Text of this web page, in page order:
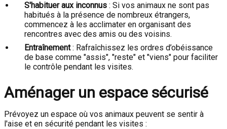
S'habituer aux inconnus : Si vos animaux ne sont pas
habitués à la présence de nombreux étrangers,
commencez à les acclimater en organisant des
rencontres avec des amis ou des voisins.
Entraînement: Rafraîchissez les ordres d’obéissance
de base comme "assis", "reste" et "viens" pour faciliter
le contrôle pendant les visites.
Aménager un espace sécurisé
Prévoyez un espace où vos animaux peuvent se sentir à
l'aise et en sécurité pendant les visites :